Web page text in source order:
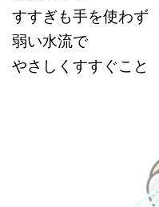
すすぎも手を使わず
弱い水流で
やさしくすすぐこと